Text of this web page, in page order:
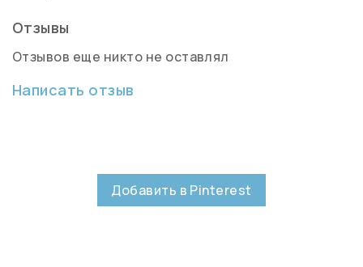
Отзывы
Отзывов еще никто не оставлял
Написать отзыв
Добавить в Pinterest